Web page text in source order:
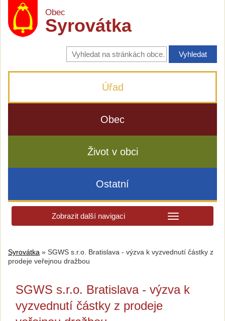
Obec
Syrovátka
Vyhledávání
na
stránkách
Úřad
Obec
Život v obci
Ostatní
Zobrazit další navigaci
Syrovátka » SGWS s.r.o. Bratislava - výzva k vyzvednutí částky z
prodeje veřejnou dražbou
SGWS s.r.o. Bratislava - výzva k
vyzvednutí částky z prodeje